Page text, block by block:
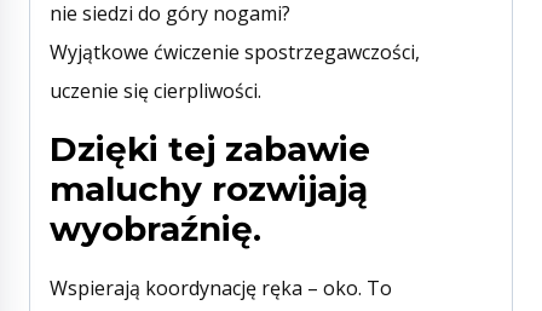
nie siedzi do góry nogami?
Wyjątkowe ćwiczenie spostrzegawczości,
uczenie się cierpliwości.
Dzięki tej zabawie
maluchy rozwijają
wyobraźnię.
Wspierają koordynację ręka – oko. To